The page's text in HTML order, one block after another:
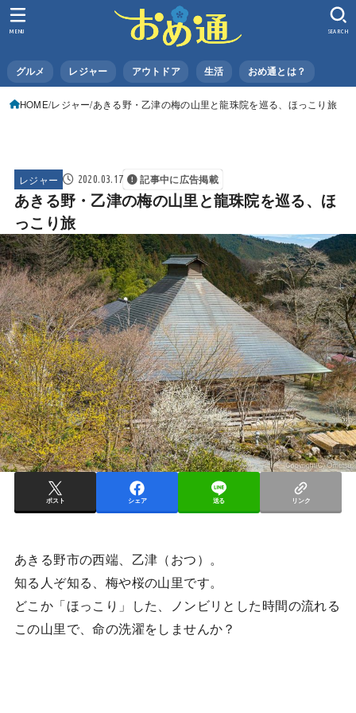
グルメ レジャー アウトドア 生活 おめ通とは？
SEARCH
MENU
HOME レジャー あきる野・乙津の梅の山里と龍珠院を巡る、ほっこり旅
レジャー 2020.03.17 記事中に広告掲載
あきる野・乙津の梅の山里と龍珠院を巡る、ほ
っこり旅
ポスト シェア 送る リンク
あきる野市の西端、乙津（おつ）。
知る人ぞ知る、梅や桜の山里です。
どこか「ほっこり」した、ノンビリとした時間の流れる
この山里で、命の洗濯をしませんか？